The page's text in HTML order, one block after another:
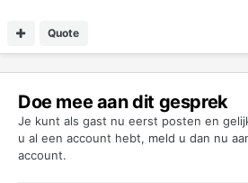
Quote
Doe mee aan dit gesprek
Je kunt als gast nu eerst posten en
u al een account hebt, meld u dan nu
account.